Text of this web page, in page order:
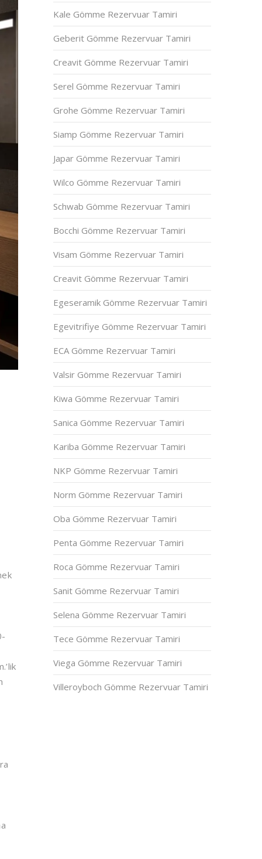
Kale Gömme Rezervuar Tamiri
Geberit Gömme Rezervuar Tamiri
Creavit Gömme Rezervuar Tamiri
Serel Gömme Rezervuar Tamiri
Grohe Gömme Rezervuar Tamiri
Siamp Gömme Rezervuar Tamiri
Japar Gömme Rezervuar Tamiri
Wilco Gömme Rezervuar Tamiri
Schwab Gömme Rezervuar Tamiri
Bocchi Gömme Rezervuar Tamiri
Visam Gömme Rezervuar Tamiri
Creavit Gömme Rezervuar Tamiri
Egeseramik Gömme Rezervuar Tamiri
Egevitrifiye Gömme Rezervuar Tamiri
ECA Gömme Rezervuar Tamiri
Valsir Gömme Rezervuar Tamiri
Kiwa Gömme Rezervuar Tamiri
Sanica Gömme Rezervuar Tamiri
Kariba Gömme Rezervuar Tamiri
NKP Gömme Rezervuar Tamiri
Norm Gömme Rezervuar Tamiri
Oba Gömme Rezervuar Tamiri
Penta Gömme Rezervuar Tamiri
Roca Gömme Rezervuar Tamiri
Sanit Gömme Rezervuar Tamiri
Selena Gömme Rezervuar Tamiri
Tece Gömme Rezervuar Tamiri
Viega Gömme Rezervuar Tamiri
Villeroyboch Gömme Rezervuar Tamiri